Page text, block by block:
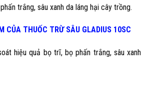
trắng, sâu xanh da láng hại cây trồng.
CỦA THUỐC TRỪ SÂU GLADIUS 10SC
hiệu quả bọ trĩ, bọ phấn trắng, sâu xanh